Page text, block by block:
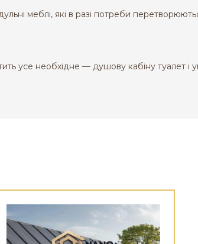
меблі, які в разі потреби
усе необхідне — душову кабіну туалет